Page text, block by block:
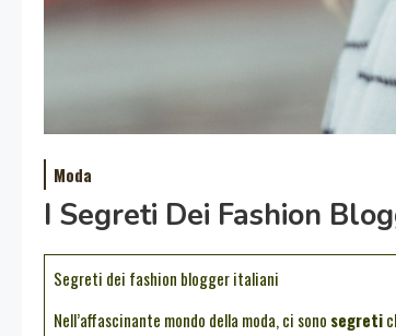
Moda
I Segreti Dei Fashion
Segreti dei fashion blogger italiani
Nell’affascinante mondo della moda, ci sono segreti